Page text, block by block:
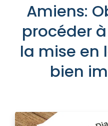
Amiens:
procéder
la mise en
bien